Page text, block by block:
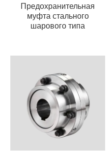
Предохранительная
муфта стального
шарового типа